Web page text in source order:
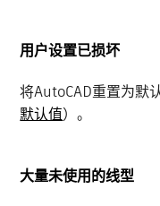
用户设置已损坏
将AutoCAD重置为默
默认值）。
大量未使用的线型